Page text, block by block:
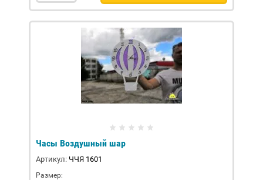
Часы Воздушный шар
Артикул: ЧЧЯ 1601
Размер: